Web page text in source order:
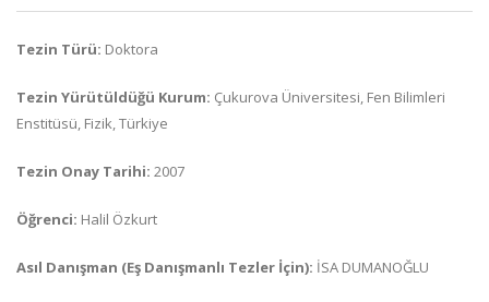
Tezin Türü: Doktora
Tezin Yürütüldüğü Kurum: Çukurova Üniversitesi, Fen Bilimleri
Enstitüsü, Fizik, Türkiye
Tezin Onay Tarihi: 2007
Öğrenci: Halil Özkurt
Asıl Danışman (Eş Danışmanlı Tezler İçin): İSA DUMANOĞLU